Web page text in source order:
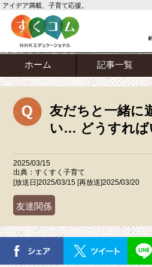
アイデア満載、子育て応援。
ホーム 記事一覧
友だちと一緒に
い… どうすれば
2025/03/15
出典：すくすく子育て
[放送日]2025/03/15 [再放送]2025/03/20
友達関係